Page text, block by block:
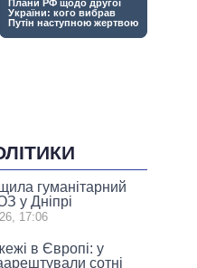
гуманітарний
у Дніпрі
17:06
в Європі: у
сотні